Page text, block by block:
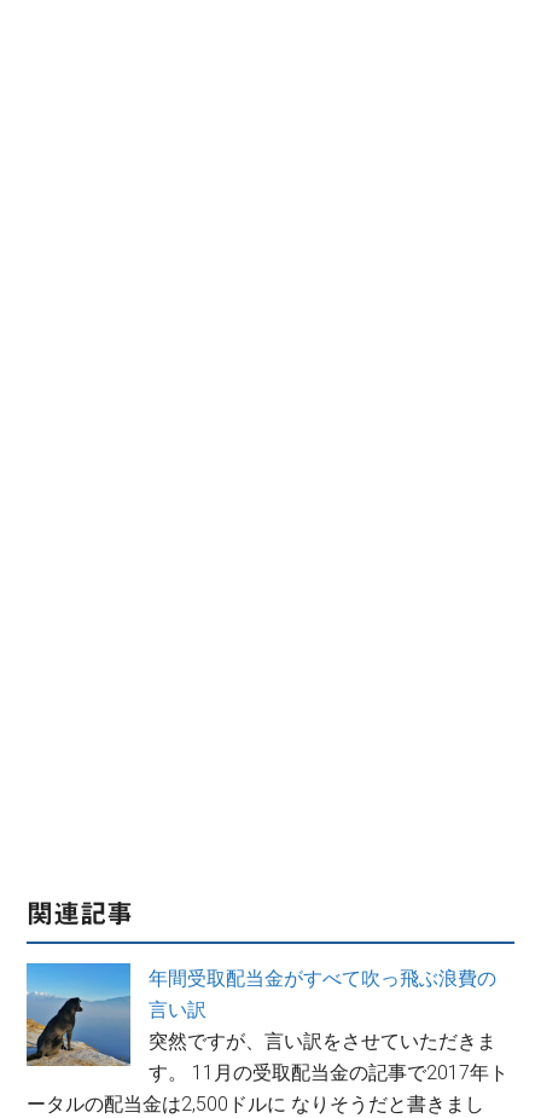
関連記事
年間受取配当金がすべて吹っ飛ぶ浪費の
言い訳
突然ですが、言い訳をさせていただきま
す。 11月の受取配当金の記事で2017年ト
ータルの配当金は2,500ドルに なりそうだと書きまし